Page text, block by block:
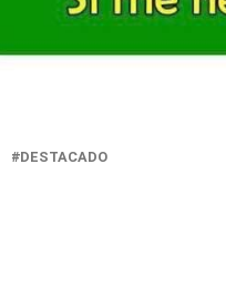
DESTACADO